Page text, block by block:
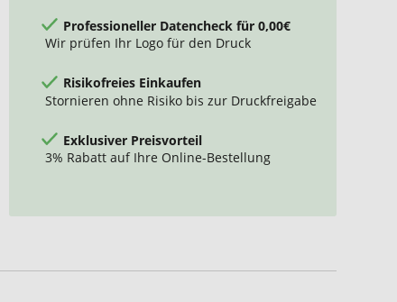
Professioneller Datencheck für 0,00€
Wir prüfen Ihr Logo für den Druck
Risikofreies Einkaufen
Stornieren ohne Risiko bis zur Druckfreigabe
Exklusiver Preisvorteil
3% Rabatt auf Ihre Online-Bestellung